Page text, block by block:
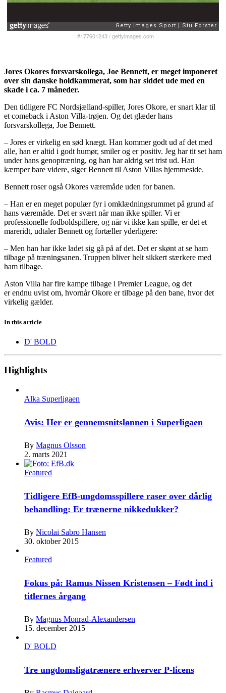
#177601243/gettyimages.com
Jores Okores forsvarskollega, Joe Bennett, er meget imponeret
over sin danske holdkammerat, som har siddet ude med en
skade i ca. 7 måneder.
Den tidligere FC Nordsjælland-spiller, Jores Okore, er snart klar til
et comeback i Aston Villa-trøjen. Og det glæder hans
forsvarskollega, Joe Bennett.
– Jores er virkelig en sød knægt. Han kommer godt ud af det med
alle, han er altid i godt humør, smiler og er positiv. Jeg har tit set ham
under hans genoptræning, og han har aldrig set trist ud. Han
kæmper bare videre, siger Bennett til Aston Villas hjemmeside.
Bennett roser også Okores væremåde uden for banen.
– Han er en meget populær fyr i omklædningsrummet på grund af
hans væremåde. Det er svært når man ikke spiller. Vi er
professionelle fodboldspillere, og når vi ikke kan spille, er det et
mareridt, udtaler Bennett og fortæller yderligere:
– Men han har ikke ladet sig gå på af det. Det er skønt at se ham
tilbage på træningsanen. Truppen bliver helt sikkert stærkere med
ham tilbage.
Aston Villa har fire kampe tilbage i Premier League, og det
er endnu uvist om, hvornår Okore er tilbage på den bane, hvor det
virkelig gælder.
In this article
D' BOLD
Highlights
Alka Superligaen
Avis: Her er gennemsnitslønnen i Superligaen
By Magnus Olsson
2. marts 2021
Featured
Tidligere EfB-ungdomsspillere raser over dårlig
behandling: Er trænerne nikkedukker?
By Nicolai Sabro Hansen
30. oktober 2015
Featured
Fokus på: Ramus Nissen Kristensen – Født ind i
titlernes årgang
By Magnus Monrad-Alexandersen
15. december 2015
D' BOLD
Tre ungdomsligatrænere erhverver P-licens